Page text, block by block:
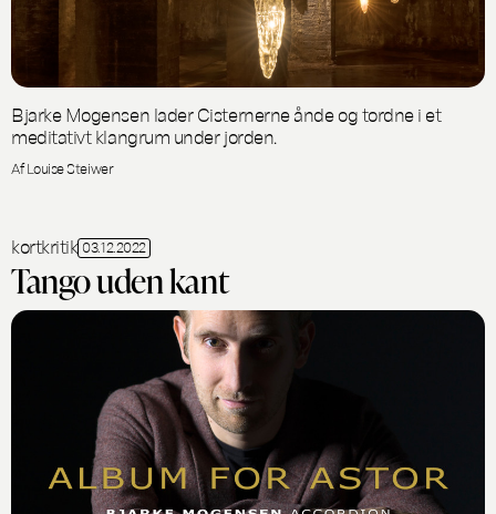
Bjarke Mogensen lader Cisternerne ånde og tordne i et
meditativt klangrum under jorden.
Af Louise Steiwer
kortkritik 03.12.2022
Tango uden kant